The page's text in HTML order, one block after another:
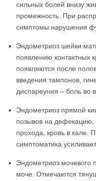
сильных болей внизу
промежность. При
симптомы нарушения
Эндометриоз шейки
появлению контактных
появляются после
введения тампонов,
диспареуния – боль во
Эндометриоз прямой
позывов на дефекацию.
прохода, кровь в кале.
симптоматика
Эндометриоз мочевого
моче. Отмечаются